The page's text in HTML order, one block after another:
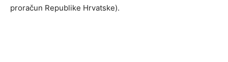
proračun Republike Hrvatske).